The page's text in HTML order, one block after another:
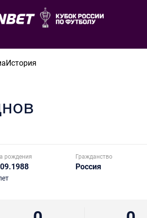
История
рождения Гражданство
Россия